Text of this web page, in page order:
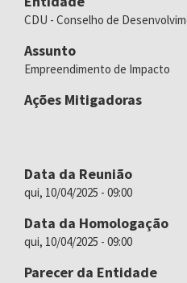
CDU - Conselho de
Assunto
Empreendimento de Impacto
Ações Mitigadoras
Data da Reunião
qui, 10/04/2025 - 09:00
Data da Homologação
qui, 10/04/2025 - 09:00
Parecer da Entidade